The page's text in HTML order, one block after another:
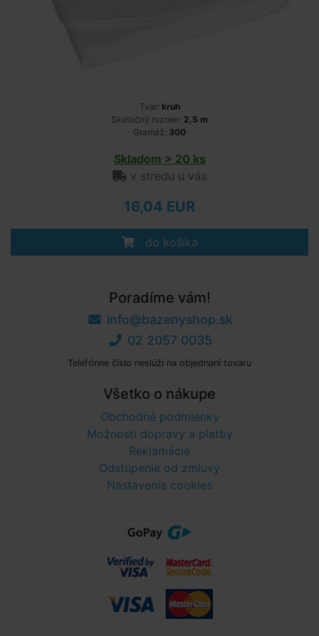
Tvar: kruh
Skutočný rozmer: 2,5 m
Gramáž: 300
Skladom > 20 ks
v stredu u vás
16,04 EUR
do košíka
Poradíme vám!
info@bazenyshop.sk
02 2057 0035
Telefónne číslo neslúži na objednaní tovaru
Všetko o nákupe
Obchodné podmienky
Možnosti dopravy a platby
Reklamácie
Odstúpenie od zmluvy
Nastavenia cookies